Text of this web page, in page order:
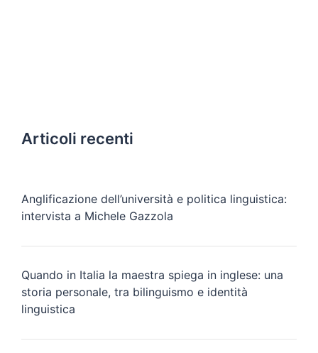
Articoli recenti
Anglificazione dell’università e politica linguistica:
intervista a Michele Gazzola
Quando in Italia la maestra spiega in inglese: una
storia personale, tra bilinguismo e identità
linguistica